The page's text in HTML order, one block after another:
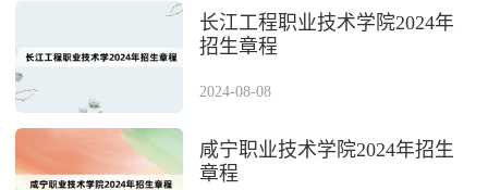
长江工程职业技术学院2024年
招生章程
2024-08-08
咸宁职业技术学院2024年招生
章程